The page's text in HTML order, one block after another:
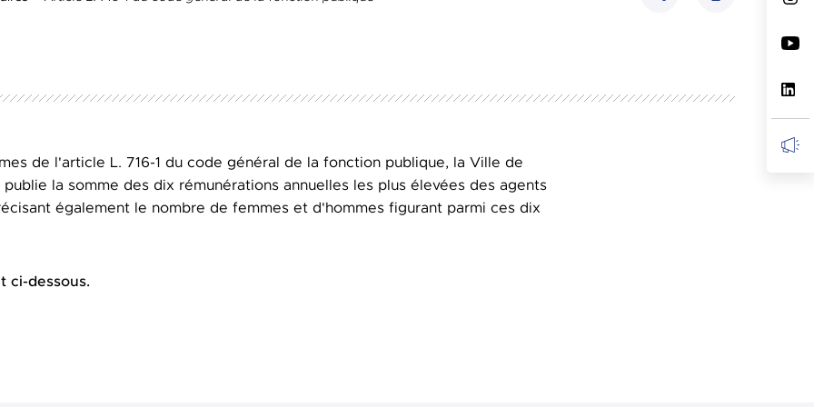
de l'article L. 716-1 du code général de la fonction publique, la Ville de
publie la somme des dix rémunérations annuelles les plus élevées des agents
également le nombre de femmes et d'hommes figurant parmi ces dix
ci-dessous.